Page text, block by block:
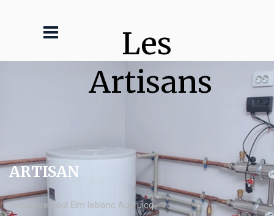
Les
Artisans
ARTISAN
chaudière fioul Elm leblanc Audruicq